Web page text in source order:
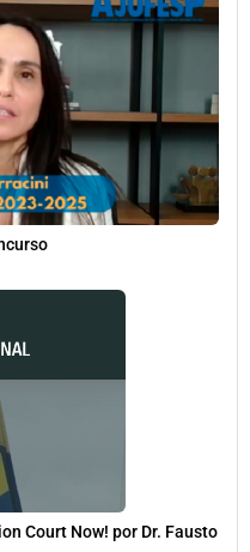
Court Now! por Dr. Fausto